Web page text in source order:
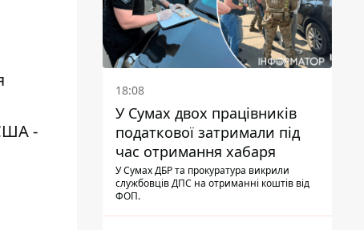
-
18:08
У Сумах двох працівників
податкової затримали під
час отримання хабаря
У Сумах ДБР та прокуратура викрили
службовців ДПС на отриманні коштів від
ФОП.